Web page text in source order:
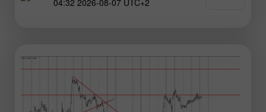
ประเด็นนี้ไม่ใช่สิ่งสำคัญมากนัก เพราะทิศทางการเคลื่อนไหว
04:32 2026-08-07 UTC+2